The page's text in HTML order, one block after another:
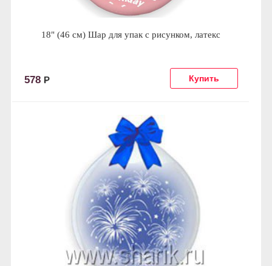
18" (46 см) Шар для упак c рисунком, латекс
578 Р